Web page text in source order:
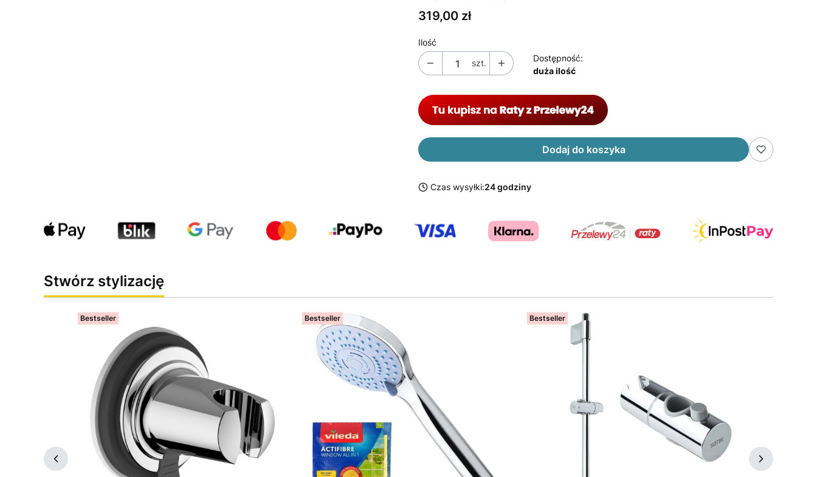
Cena
319,00 zł
Ilość
szt.
Dostępność:
duża ilość
Dodaj do koszyka
Czas wysyłki:24 godziny
Stwórz stylizację
Bestseller Bestseller Bestseller